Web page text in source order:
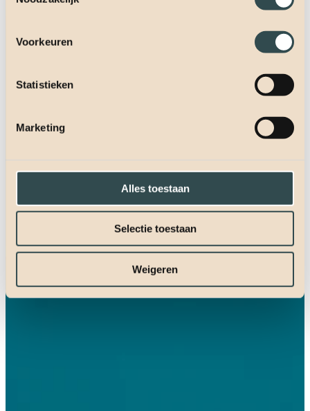
Voorkeuren
Statistieken
Marketing
Alles toestaan
Selectie toestaan
Weigeren